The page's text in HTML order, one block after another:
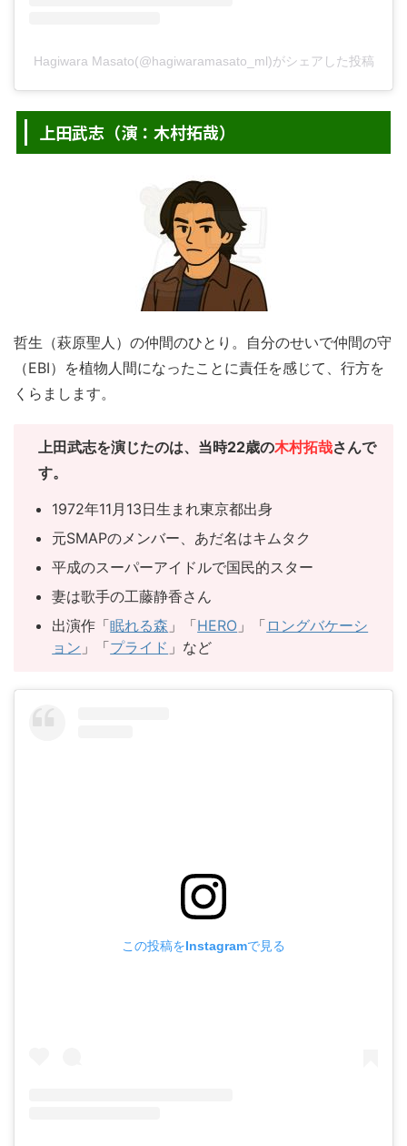
Hagiwara Masato(@hagiwaramasato_ml)がシェアした投稿
上田武志（演：木村拓哉）
哲生（萩原聖人）の仲間のひとり。自分のせいで仲間の守
（EBI）を植物人間になったことに責任を感じて、行方を
くらまします。
上田武志を演じたのは、当時22歳の木村拓哉さんで
す。
1972年11月13日生まれ東京都出身
元SMAPのメンバー、あだ名はキムタク
平成のスーパーアイドルで国民的スター
妻は歌手の工藤静香さん
出演作「眠れる森 」「HERO 」「 ロングバケーシ
ョン 」「プライド 」など
この投稿をInstagramで見る